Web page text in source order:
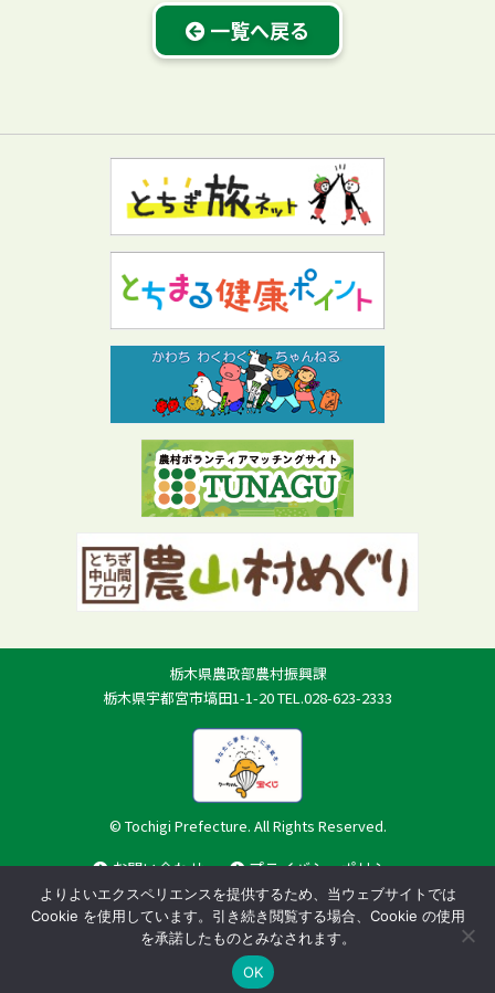
一覧へ戻る
栃木県農政部農村振興課
栃木県宇都宮市塙田1-1-20 TEL.028-623-2333
© Tochigi Prefecture. All Rights Reserved.
お問い合わせ プライバシーポリシー
よりよいエクスペリエンスを提供するため、当ウェブサイトでは
Cookie を使用しています。引き続き閲覧する場合、Cookie の使用
を承諾したものとみなされます。
OK